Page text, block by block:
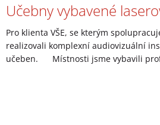
Učebny vybavené
Pro klienta VŠE, se kterým
realizovali komplexní audiovizuální
učeben. Místnosti jsme vybavili